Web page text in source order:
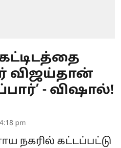
விஜய்தான்
- விஷால்!
pm
நகரில் கட்டப்பட்டு